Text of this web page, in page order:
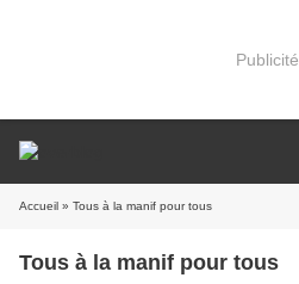
Publicité
Accueil » Tous à la manif pour tous
Tous à la manif pour tous